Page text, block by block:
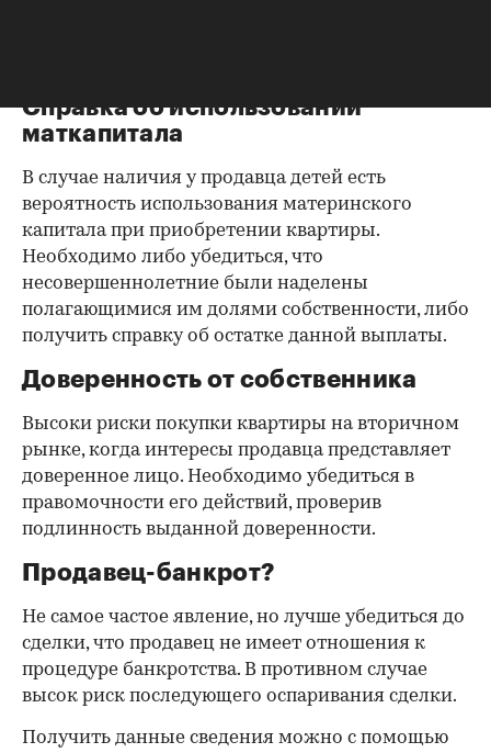
Справка об использовании
маткапитала
В случае наличия у продавца детей есть
вероятность использования материнского
капитала при приобретении квартиры.
Необходимо либо убедиться, что
несовершеннолетние были наделены
полагающимися им долями собственности, либо
получить справку об остатке данной выплаты.
Доверенность от собственника
Высоки риски покупки квартиры на вторичном
рынке, когда интересы продавца представляет
доверенное лицо. Необходимо убедиться в
правомочности его действий, проверив
подлинность выданной доверенности.
Продавец-банкрот?
Не самое частое явление, но лучше убедиться до
сделки, что продавец не имеет отношения к
процедуре банкротства. В противном случае
высок риск последующего оспаривания сделки.
Получить данные сведения можно с помощью